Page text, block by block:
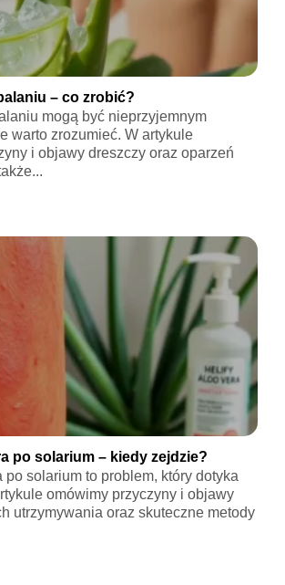
– co zrobić?
mogą być nieprzyjemnym
warto zrozumieć. W artykule
i objawy dreszczy oraz oparzeń
po solarium – kiedy zejdzie?
po solarium to problem, który dotyka
omówimy przyczyny i objawy
utrzymywania oraz skuteczne metody